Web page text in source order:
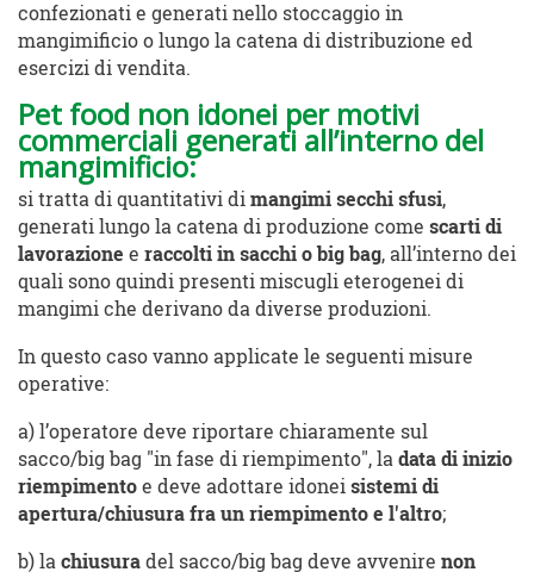
confezionati e generati nello stoccaggio in
mangimificio o lungo la catena di distribuzione ed
esercizi di vendita.
Pet food non idonei per motivi
commerciali generati all’interno del
mangimificio:
si tratta di quantitativi di mangimi secchi sfusi,
generati lungo la catena di produzione come scarti di
lavorazione e raccolti in sacchi o big bag, all’interno dei
quali sono quindi presenti miscugli eterogenei di
mangimi che derivano da diverse produzioni.
In questo caso vanno applicate le seguenti misure
operative:
a) l’operatore deve riportare chiaramente sul
sacco/big bag "in fase di riempimento", la data di inizio
riempimento e deve adottare idonei sistemi di
apertura/chiusura fra un riempimento e l'altro;
b) la chiusura del sacco/big bag deve avvenire non